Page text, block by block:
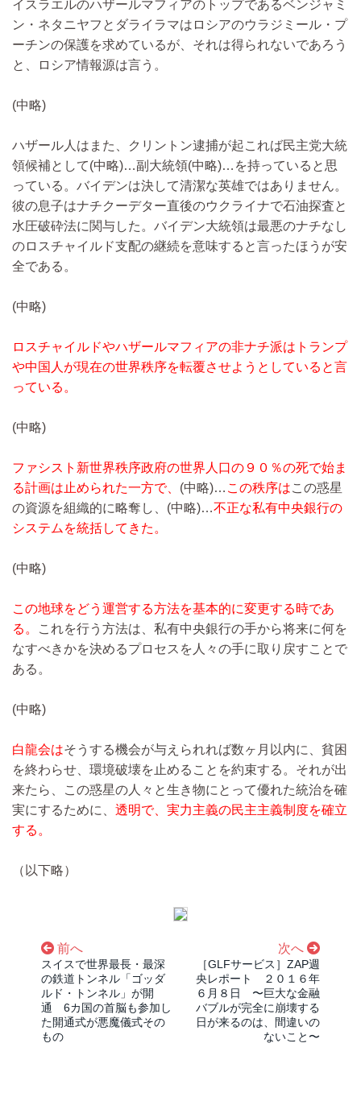
イスラエルのハザールマフィアのトップであるベンジャミ
ン・ネタニヤフとダライラマはロシアのウラジミール・プ
ーチンの保護を求めているが、それは得られないであろう
と、ロシア情報源は言う。
(中略)
ハザール人はまた、クリントン逮捕が起これば民主党大統
領候補として(中略)…副大統領(中略)… を持っていると思
っている。バイデンは決して清潔な英雄ではありません。
彼の息子はナチクーデター直後のウクライナで石油探査と
水圧破砕法に関与した。バイデン大統領は最悪のナチなし
のロスチャイルド支配の継続を意味すると言ったほうが安
全である。
(中略)
ロスチャイルドやハザールマフィアの非ナチ派はトランプ
や中国人が現在の世界秩序を転覆させようとしていると言
っている。
(中略)
ファシスト新世界秩序政府の世界人口の９０％の死で始ま
る計画は止められた一方で、 (中略)… この秩序はこの惑星
の資源を組織的に略奪し、 (中略)…不正な私有中央銀行の
システムを統括してきた。
(中略)
この地球をどう運営する方法を基本的に変更する時であ
る。
これを行う方法は、私有中央銀行の手から将来に何を
なすべきかを決めるプロセスを人々の手に取り戻すことで
ある。
(中略)
白龍会はそうする機会が与えられれば数ヶ月以内に、貧困
を終わらせ、環境破壊を止めることを約束する。それが出
来たら、この惑星の人々と生き物にとって優れた統治を確
実にするために、 透明で、実力主義の民主主義制度を確立
する。
（以下略）
前へ
スイスで世界最長・最深
の鉄道トンネル「ゴッダ
ルド・トンネル」が開
通 6カ国の首脳も参加し
た開通式が悪魔儀式その
もの
次へ
［GLFサービス］ZAP週
央レポート ２０１６年
６月８日 〜巨大な金融
バブルが完全に崩壊する
日が来るのは、間違いの
ないこと〜